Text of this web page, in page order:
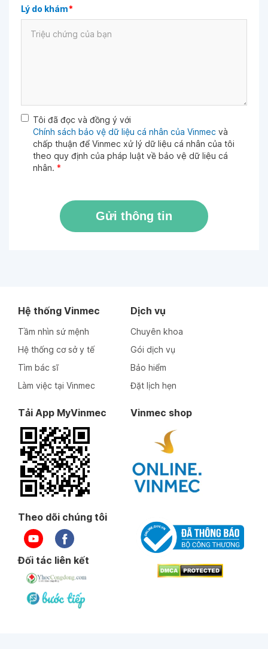
Lý do khám*
Tôi đã đọc và đồng ý với
Chính sách bảo vệ dữ liệu cá nhân của Vinmec và
chấp thuận để Vinmec xử lý dữ liệu cá nhân của tôi
theo quy định của pháp luật về bảo vệ dữ liệu cá
nhân. *
Gửi thông tin
Hệ thống Vinmec
Tầm nhìn sứ mệnh
Hệ thống cơ sở y tế
Tìm bác sĩ
Làm việc tại Vinmec
Dịch vụ
Chuyên khoa
Gói dịch vụ
Bảo hiểm
Đặt lịch hẹn
Tải App MyVinmec Vinmec shop
Theo dõi chúng tôi
Đối tác liên kết